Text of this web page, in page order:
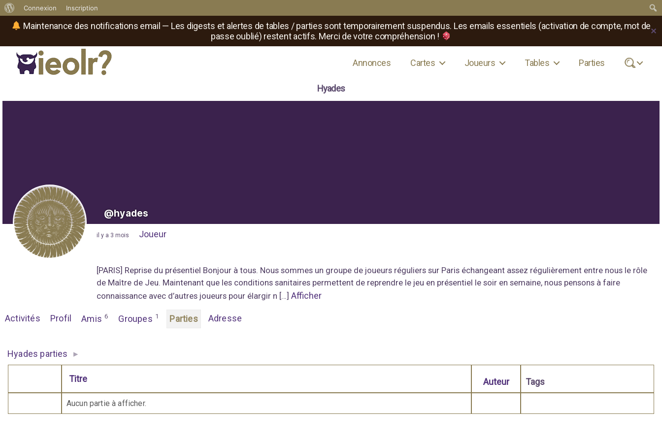
Maintenance des notifications email — Les digests et alertes de tables / parties sont temporairement suspendus. Les emails essentiels (activation de compte, mot de
passe oublié) restent actifs. Merci de votre compréhension !
✕
propos
WordPress
Connexion Inscription
où
Annonces Cartes Joueurs Tables Parties .
Hyades
@hyades
il y a 3 mois Joueur
[PARIS] Reprise du présentiel Bonjour à tous. Nous sommes un groupe de joueurs réguliers sur Paris échangeant assez régulièrement entre nous le rôle
de Maître de Jeu. Maintenant que les conditions sanitaires permettent de reprendre le jeu en présentiel le soir en semaine, nous pensons à faire
connaissance avec d’autres joueurs pour élargir n […] Afficher
Activités Profil Amis 6 Groupes 1 Parties Adresse
Hyades parties ▸
Comporte des pièces jointes
Titre Auteur Tags
Aucun partie à afficher.